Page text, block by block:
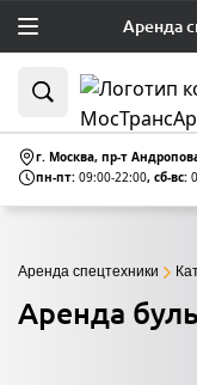
Аренда
г. Москва, пр-т
пн-пт: 09:00-22:00, сб-вс:
Аренда
Аренда спецтехники